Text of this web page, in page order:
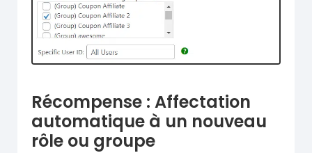
Récompense : Affectation
automatique à un nouveau
rôle ou groupe